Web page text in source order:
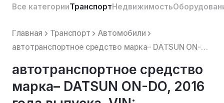
Все категорииТранспортНедвижимость
Главная Транспорт
Автомобили
автотранспортное средство марка– DATSUN ON-DO, 2016 года выпуска, VIN: Z8NBAABD0H0043188
автотранспортное средство
марка– DATSUN ON-DO, 2016